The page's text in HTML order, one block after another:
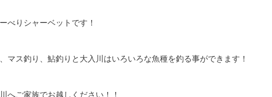
べりシャーベットです！
マス釣り、鮎釣りと大入川はいろいろな魚種を釣る事ができます！
へご家族でお越しください！！